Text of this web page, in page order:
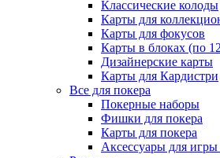
Классические колоды
Карты для
Карты для фокусов
Карты в блоках (по
Дизайнерские карты
Карты для Кардистри
Все для покера
Покерные наборы
Фишки для покера
Карты для покера
Аксессуары для игры